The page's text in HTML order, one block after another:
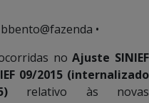
•
noAjuste SINIEF
09/2015 (internalizado
relativo às novas